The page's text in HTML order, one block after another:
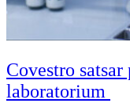
Covestro
laboratorium